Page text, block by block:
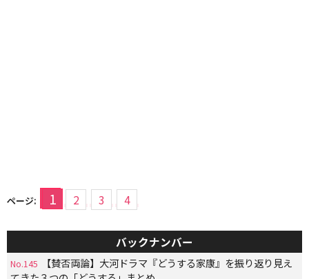
ページ: 1 2 3 4
バックナンバー
No.145
【賛否両論】大河ドラマ『どうする家康』を振り返り見え